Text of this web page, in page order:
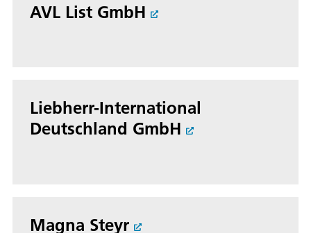
AVL List GmbH
Liebherr-International
Deutschland GmbH
Magna Steyr